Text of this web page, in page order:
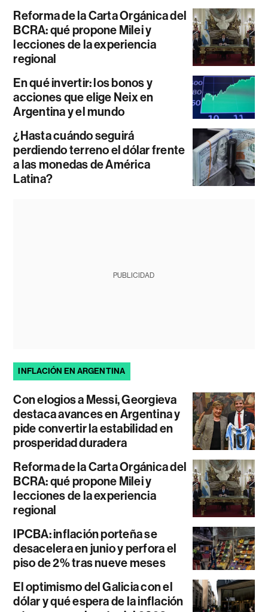
Reforma de la Carta Orgánica del
BCRA: qué propone Milei y
lecciones de la experiencia
regional
En qué invertir: los bonos y
acciones que elige Neix en
Argentina y el mundo
¿Hasta cuándo seguirá
perdiendo terreno el dólar frente
a las monedas de América
Latina?
PUBLICIDAD
INFLACIÓN EN ARGENTINA
Con elogios a Messi, Georgieva
destaca avances en Argentina y
pide convertir la estabilidad en
prosperidad duradera
Reforma de la Carta Orgánica del
BCRA: qué propone Milei y
lecciones de la experiencia
regional
IPCBA: inflación porteña se
desacelera en junio y perfora el
piso de 2% tras nueve meses
El optimismo del Galicia con el
dólar y qué espera de la inflación